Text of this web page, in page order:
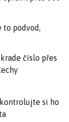
podvod,
číslo přes
si ho